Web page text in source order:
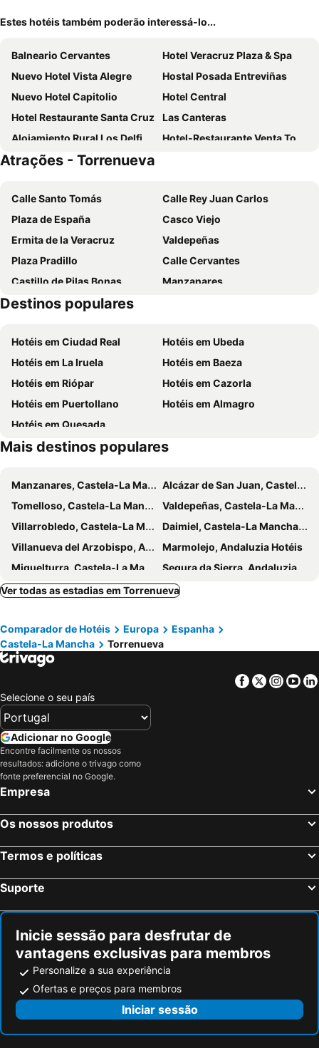
Estes hotéis também poderão interessá-lo...
Balneario Cervantes
Hotel Veracruz Plaza & Spa
Nuevo Hotel Vista Alegre
Hostal Posada Entreviñas
Nuevo Hotel Capitolio
Hotel Central
Hotel Restaurante Santa Cruz
Las Canteras
Alojamiento Rural Los Delfines
Hotel-Restaurante Venta Tomas
Atrações - Torrenueva
Calle Santo Tomás
Calle Rey Juan Carlos
Plaza de España
Casco Viejo
Ermita de la Veracruz
Valdepeñas
Plaza Pradillo
Calle Cervantes
Castillo de Pilas Bonas
Manzanares
Plaza Mayor
Destinos populares
Hotéis em Ciudad Real
Hotéis em Ubeda
Hotéis em La Iruela
Hotéis em Baeza
Hotéis em Riópar
Hotéis em Cazorla
Hotéis em Puertollano
Hotéis em Almagro
Hotéis em Quesada
Mais destinos populares
Manzanares, Castela-La Mancha Hotéis
Alcázar de San Juan, Castela-La Mancha Hotéis
Tomelloso, Castela-La Mancha Hotéis
Valdepeñas, Castela-La Mancha Hotéis
Villarrobledo, Castela-La Mancha Hotéis
Daimiel, Castela-La Mancha Hotéis
Villanueva del Arzobispo, Andaluzia Hotéis
Marmolejo, Andaluzia Hotéis
Miguelturra, Castela-La Mancha Hotéis
Segura da Sierra, Andaluzia Hotéis
Consuegra, Castela-La Mancha Hotéis
La Carolina, Andaluzia Hotéis
Puente de Génave, Andaluzia Hotéis
Baños de la Encina, Andaluzia Hotéis
Bailén, Andaluzia Hotéis
Torres, Andaluzia Hotéis
Villahermosa, Castela-La Mancha Hotéis
Ciudad Real, Castela-La Mancha Hotéis
Aranjuez, Madrid Hotéis
Nambroca, Castela-La Mancha Hotéis
Almagro, Castela-La Mancha Hotéis
Islantilla, Andaluzia Hotéis
Benidorm, Valência Hotéis
Barcelona, Catalunha Hotéis
Sangenjo, Galiza Hotéis
Isla Cristina, Andaluzia Hotéis
Ver todas as estadias em Torrenueva
Comparador de Hotéis Europa
Espanha
Castela-La Mancha
Torrenueva
Facebook
Twitter
Selecione o seu país
Adicionar no Google
Encontre facilmente os nossos
resultados: adicione o trivago como
fonte preferencial no Google.
Empresa
Os nossos produtos
Termos e políticas
Suporte
Inicie sessão para desfrutar de
vantagens exclusivas para membros
Personalize a sua experiência
Ofertas e preços para membros
Iniciar sessão